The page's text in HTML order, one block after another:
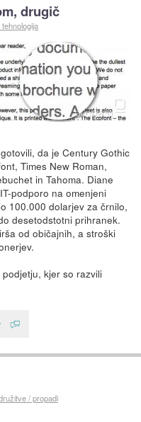
drugič
da je Century Gothic
Times New Roman,
in Tahoma. Diane
podporo na omenjeni
100.000 dolarjev za črnilo,
desetodstotni prihranek.
od običajnih, a stroški
kjer so razvili
/ propadi